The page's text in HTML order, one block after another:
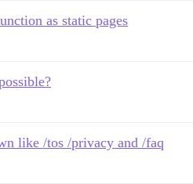
as static pages
like /tos /privacy and /faq